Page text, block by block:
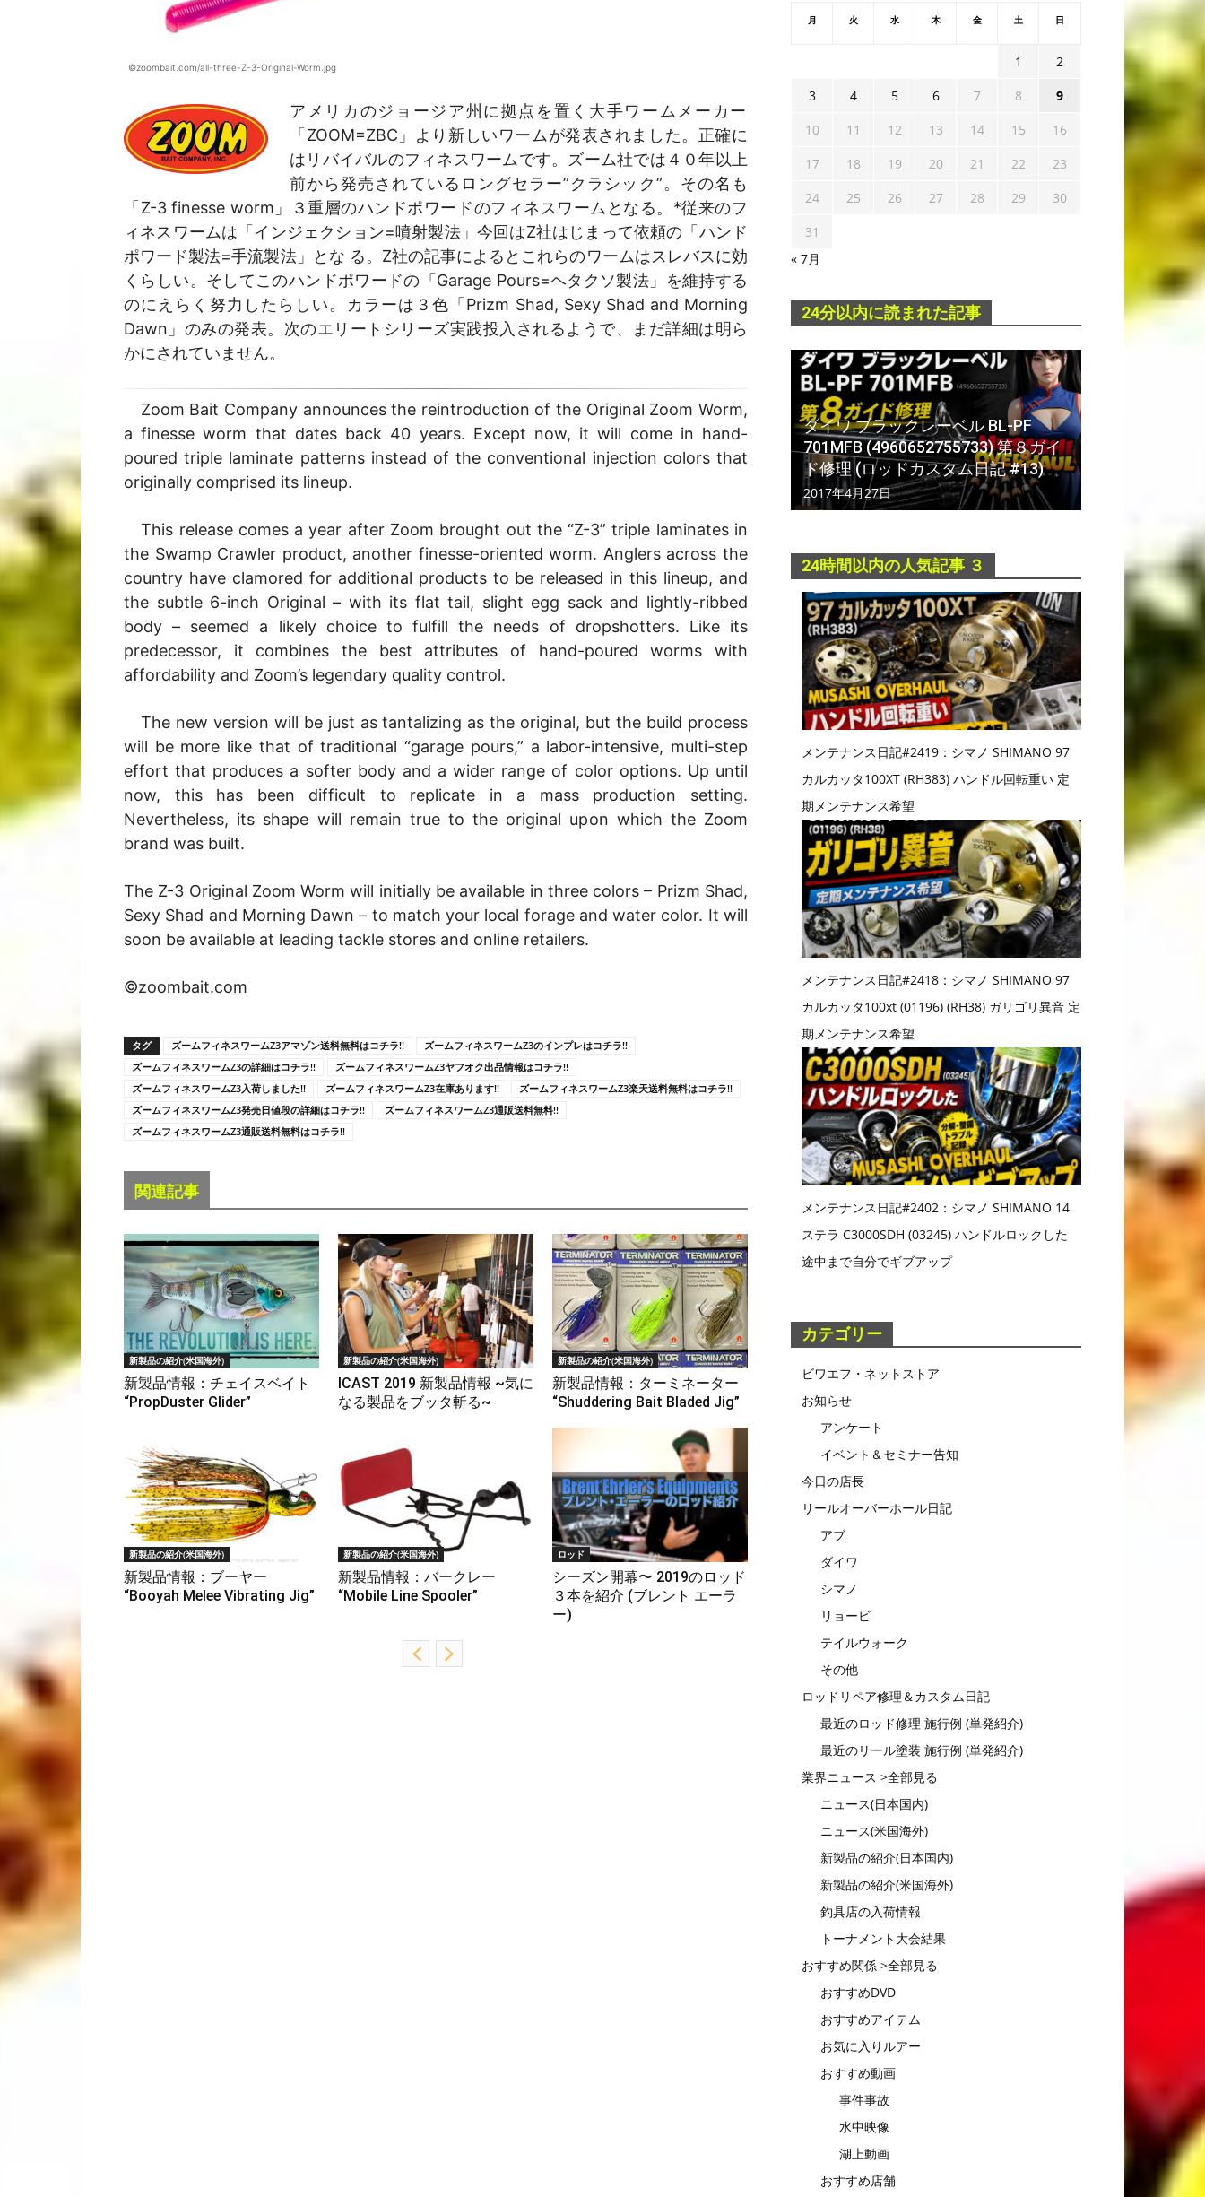
©zoombait.com/all-three-Z-3-Original-Worm.jpg
アメリカのジョージア州に拠点を置く大手ワームメーカー
「ZOOM=ZBC」より新しいワームが発表されました。正確に
はリバイバルのフィネスワームです。ズーム社では４０年以上
前から発売されているロングセラー”クラシック”。その名も
「Z-3 finesse worm」３重層のハンドポワードのフィネスワームとなる。*従来のフ
ィネスワームは「インジェクション=噴射製法」今回はZ社はじまって依頼の「ハンド
ポワード製法=手流製法」とな る。Z社の記事によるとこれらのワームはスレバスに効
くらしい。そしてこのハンドポワードの「Garage Pours=ヘタクソ製法」を維持する
のにえらく努力したらしい。カラーは３色「Prizm Shad, Sexy Shad and Morning
Dawn」のみの発表。次のエリートシリーズ実践投入されるようで、まだ詳細は明ら
かにされていません。
Zoom Bait Company announces the reintroduction of the Original Zoom Worm,
a finesse worm that dates back 40 years. Except now, it will come in hand-
poured triple laminate patterns instead of the conventional injection colors that
originally comprised its lineup.
This release comes a year after Zoom brought out the “Z-3” triple laminates in
the Swamp Crawler product, another finesse-oriented worm. Anglers across the
country have clamored for additional products to be released in this lineup, and
the subtle 6-inch Original – with its flat tail, slight egg sack and lightly-ribbed
body – seemed a likely choice to fulfill the needs of dropshotters. Like its
predecessor, it combines the best attributes of hand-poured worms with
affordability and Zoom’s legendary quality control.
The new version will be just as tantalizing as the original, but the build process
will be more like that of traditional “garage pours,” a labor-intensive, multi-step
effort that produces a softer body and a wider range of color options. Up until
now, this has been difficult to replicate in a mass production setting.
Nevertheless, its shape will remain true to the original upon which the Zoom
brand was built.
The Z-3 Original Zoom Worm will initially be available in three colors – Prizm Shad,
Sexy Shad and Morning Dawn – to match your local forage and water color. It will
soon be available at leading tackle stores and online retailers.
©zoombait.com
タグ ズームフィネスワームZ3アマゾン送料無料はコチラ!!
ズームフィネスワームZ3のインプレはコチラ!!
ズームフィネスワームZ3の詳細はコチラ!!
ズームフィネスワームZ3ヤフオク出品情報はコチラ!!
ズームフィネスワームZ3入荷しました!!
ズームフィネスワームZ3在庫あります!!
ズームフィネスワームZ3楽天送料無料はコチラ!!
ズームフィネスワームZ3発売日値段の詳細はコチラ!!
ズームフィネスワームZ3通販送料無料!!
ズームフィネスワームZ3通販送料無料はコチラ!!
関連記事
新製品の紹介(米国海外)
新製品情報：チェイスベイト
“PropDuster Glider”
新製品の紹介(米国海外)
ICAST 2019 新製品情報 ~気に
なる製品をブッタ斬る~
新製品の紹介(米国海外)
新製品情報：ターミネーター
“Shuddering Bait Bladed Jig”
新製品の紹介(米国海外)
新製品情報：ブーヤー
“Booyah Melee Vibrating Jig”
新製品の紹介(米国海外)
新製品情報：バークレー
“Mobile Line Spooler”
ロッド
シーズン開幕〜 2019のロッド
３本を紹介 (ブレント エーラ
ー)
月 火 水 木 金 土 日
1
2
3
4 5 6 7 8
9
10
11 12 13 14 15
16
17
18 19 20 21 22
23
24
25 26 27 28 29
30
31
« 7月
24分以内に読まれた記事
ダイワ ブラックレーベル BL-PF
701MFB (4960652755733) 第８ガイ
ド修理 (ロッドカスタム日記 #13)
2017年4月27日
24時間以内の人気記事 ３
メンテナンス日記#2419：シマノ SHIMANO 97
カルカッタ100XT (RH383) ハンドル回転重い 定
期メンテナンス希望
メンテナンス日記#2418：シマノ SHIMANO 97
カルカッタ100xt (01196) (RH38) ガリゴリ異音 定
期メンテナンス希望
メンテナンス日記#2402：シマノ SHIMANO 14
ステラ C3000SDH (03245) ハンドルロックした
途中まで自分でギブアップ
カテゴリー
ビワエフ・ネットストア
お知らせ
アンケート
イベント＆セミナー告知
今日の店長
リールオーバーホール日記
アブ
ダイワ
シマノ
リョービ
テイルウォーク
その他
ロッドリペア修理＆カスタム日記
最近のロッド修理 施行例 (単発紹介)
最近のリール塗装 施行例 (単発紹介)
業界ニュース >全部見る
ニュース(日本国内)
ニュース(米国海外)
新製品の紹介(日本国内)
新製品の紹介(米国海外)
釣具店の入荷情報
トーナメント大会結果
おすすめ関係 >全部見る
おすすめDVD
おすすめアイテム
お気に入りルアー
おすすめ動画
事件事故
水中映像
湖上動画
おすすめ店舗